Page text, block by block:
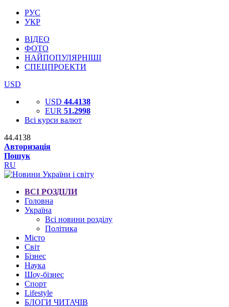
РУС
УКР
ВІДЕО
ФОТО
НАЙПОПУЛЯРНІШІ
СПЕЦПРОЕКТИ
USD
USD 44.4138
EUR 51.2998
Всі курси валют
44.4138
Авторизація
Пошук
RU
ВСІ РОЗДІЛИ
Головна
Україна
Всі новини розділу
Політика
Місто
Світ
Бізнес
Наука
Шоу-бізнес
Спорт
Lifestyle
БЛОГИ ЧИТАЧІВ